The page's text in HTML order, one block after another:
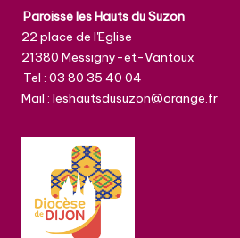
Paroisse les Hauts du Suzon
22 place de l'Eglise
21380 Messigny-et-Vantoux
Tel : 03 80 35 40 04
Mail : leshautsdusuzon@orange.fr